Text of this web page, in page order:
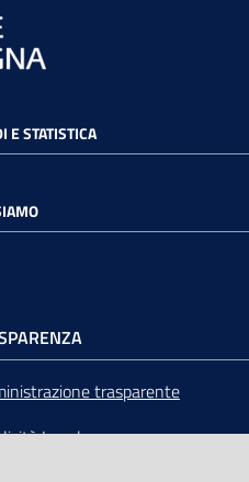
E STATISTICA
trasparente
Legale